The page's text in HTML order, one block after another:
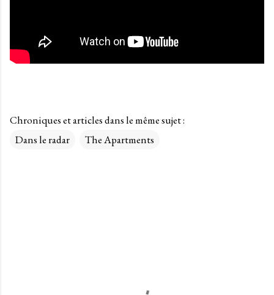
Chroniques et articles dans le même sujet :
Dans le radar
The Apartments